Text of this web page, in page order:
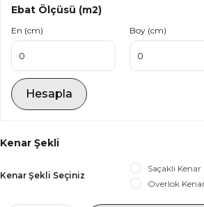
Ebat Ölçüsü (m2)
En (cm) Boy (cm)
Hesapla
Kenar Şekli
Kenar Şekli Seçiniz
Saçaklı Kenar
Overlok